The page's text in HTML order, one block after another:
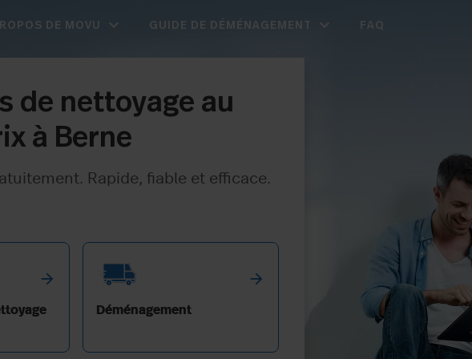
DE MOVU expand_more GUIDE DE DÉMÉNAGEMENT expand_more FAQ
de nettoyage au
à Berne
Rapide, fiable et efficace.
arrow_forward arrow_forward
Déménagement